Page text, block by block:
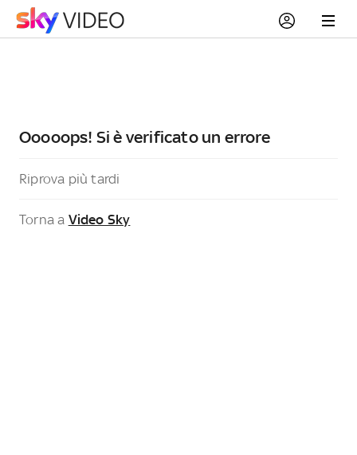
Ooooops! Si è verificato un errore
Riprova più tardi
Torna a Video Sky